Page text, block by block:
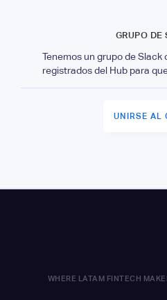
GRUPO DE
Tenemos un grupo de
registrados del Hub para
UNIRSE AL
WHERE LATAM FINTECH